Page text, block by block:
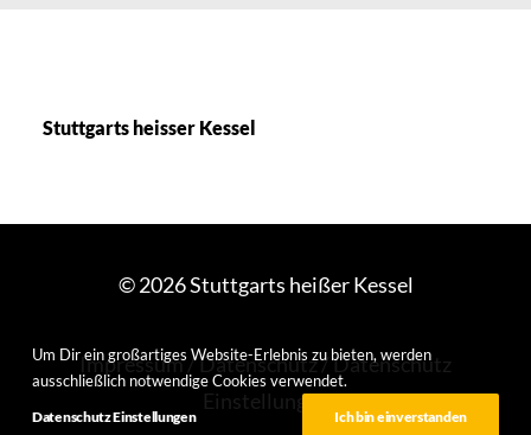
Stuttgarts heisser Kessel
© 2026 Stuttgarts heißer Kessel
Impressum/Datenschutz/Datenschutz
Einstellungen
Um Dir ein großartiges Website-Erlebnis zu bieten, werden
ausschließlich notwendige Cookies verwendet.
Datenschutz Einstellungen Ich bin einverstanden